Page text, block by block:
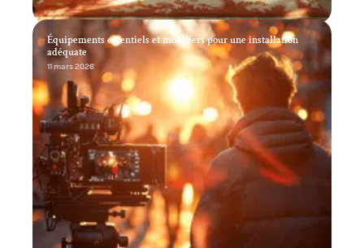
Équipements essentiels et mobiliers pour une installation
adéquate
11 mars 2026